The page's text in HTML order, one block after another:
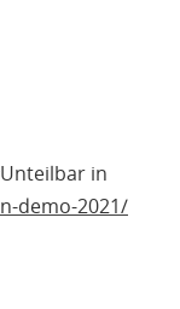
in
demo-2021/